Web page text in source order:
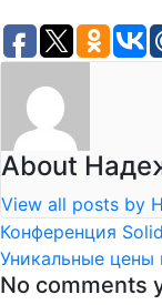
About
View all posts by
Конференция
Уникальные цены
No comments